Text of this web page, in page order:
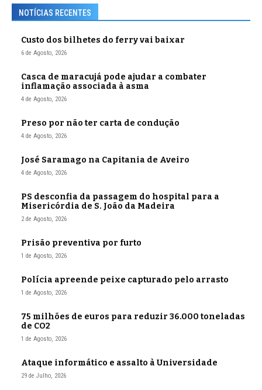
NOTÍCIAS RECENTES
Custo dos bilhetes do ferry vai baixar
6 de Agosto, 2026
Casca de maracujá pode ajudar a combater
inflamação associada à asma
4 de Agosto, 2026
Preso por não ter carta de condução
4 de Agosto, 2026
José Saramago na Capitania de Aveiro
4 de Agosto, 2026
PS desconfia da passagem do hospital para a
Misericórdia de S. João da Madeira
2 de Agosto, 2026
Prisão preventiva por furto
1 de Agosto, 2026
Polícia apreende peixe capturado pelo arrasto
1 de Agosto, 2026
75 milhões de euros para reduzir 36.000 toneladas
de CO2
1 de Agosto, 2026
Ataque informático e assalto à Universidade
29 de Julho, 2026